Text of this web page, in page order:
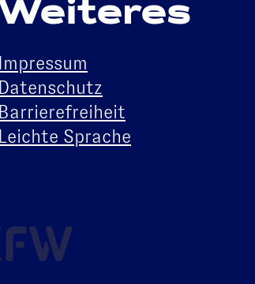
Weiteres
Impressum
Datenschutz
Barrierefreiheit
Leichte Sprache